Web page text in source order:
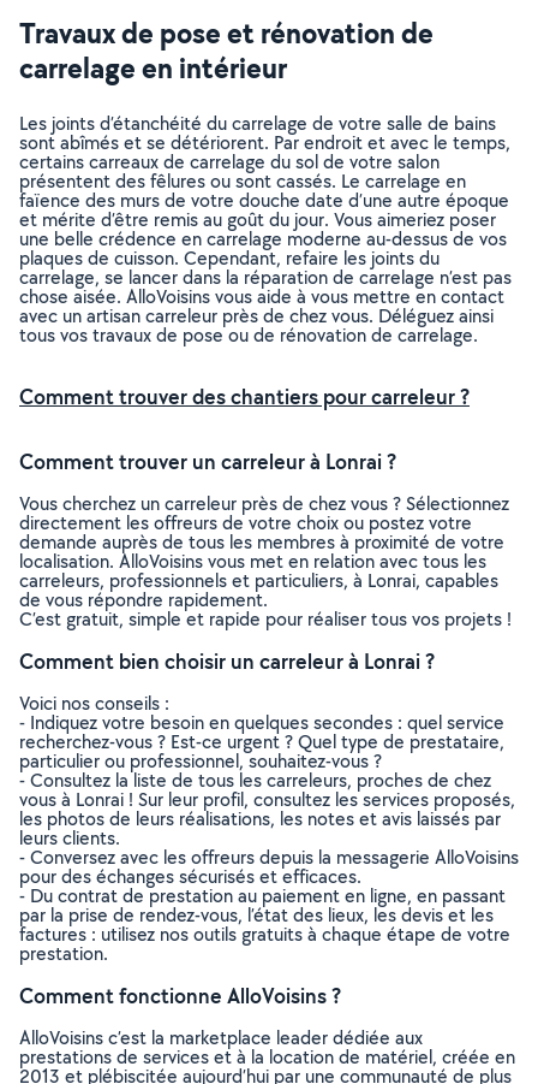
Travaux de pose et rénovation de
carrelage en intérieur
Les joints d’étanchéité du carrelage de votre salle de bains
sont abîmés et se détériorent. Par endroit et avec le temps,
certains carreaux de carrelage du sol de votre salon
présentent des fêlures ou sont cassés. Le carrelage en
faïence des murs de votre douche date d’une autre époque
et mérite d’être remis au goût du jour. Vous aimeriez poser
une belle crédence en carrelage moderne au-dessus de vos
plaques de cuisson. Cependant, refaire les joints du
carrelage, se lancer dans la réparation de carrelage n’est pas
chose aisée. AlloVoisins vous aide à vous mettre en contact
avec un artisan carreleur près de chez vous. Déléguez ainsi
tous vos travaux de pose ou de rénovation de carrelage.
Comment trouver des chantiers pour carreleur ?
Comment trouver un carreleur à Lonrai ?
Vous cherchez un carreleur près de chez vous ? Sélectionnez
directement les offreurs de votre choix ou postez votre
demande auprès de tous les membres à proximité de votre
localisation. AlloVoisins vous met en relation avec tous les
carreleurs, professionnels et particuliers, à Lonrai, capables
de vous répondre rapidement.
C’est gratuit, simple et rapide pour réaliser tous vos projets !
Comment bien choisir un carreleur à Lonrai ?
Voici nos conseils :
- Indiquez votre besoin en quelques secondes : quel service
recherchez-vous ? Est-ce urgent ? Quel type de prestataire,
particulier ou professionnel, souhaitez-vous ?
- Consultez la liste de tous les carreleurs, proches de chez
vous à Lonrai ! Sur leur profil, consultez les services proposés,
les photos de leurs réalisations, les notes et avis laissés par
leurs clients.
- Conversez avec les offreurs depuis la messagerie AlloVoisins
pour des échanges sécurisés et efficaces.
- Du contrat de prestation au paiement en ligne, en passant
par la prise de rendez-vous, l’état des lieux, les devis et les
factures : utilisez nos outils gratuits à chaque étape de votre
prestation.
Comment fonctionne AlloVoisins ?
AlloVoisins c’est la marketplace leader dédiée aux
prestations de services et à la location de matériel, créée en
2013 et plébiscitée aujourd’hui par une communauté de plus